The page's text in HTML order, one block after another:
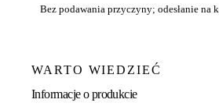
Bez podawania przyczyny; odesłanie na
WARTO WIEDZIEĆ
Informacje o produkcie